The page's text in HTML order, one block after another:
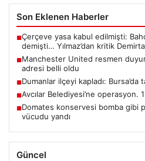
Son Eklenen Haberler
■Çerçeve yasa kabul edilmişti:
demişti… Yılmaz’dan kritik
■Manchester United resmen
adresi belli oldu
■Dumanlar ilçeyi kapladı: Bursa’da
■Avcılar Belediyesi’ne operasyon.
■Domates konservesi bomba gibi
vücudu yandı
Güncel